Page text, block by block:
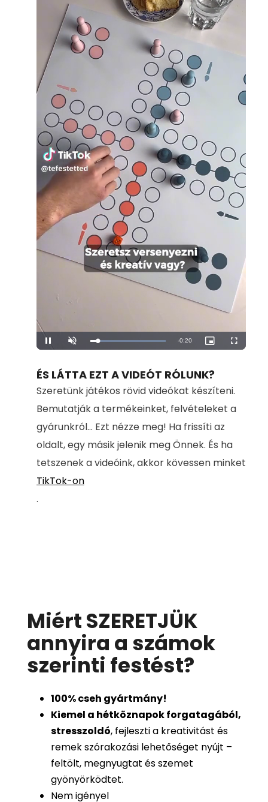
Pause Unmute Loaded:
100.00%
Remaining
-0:20
Picture-
in-
Fullscreen
ÉS LÁTTA EZT A VIDEÓT RÓLUNK?
Szeretünk játékos rövid videókat készíteni.
Bemutatják a termékeinket, felvételeket a
gyárunkról... Ezt nézze meg! Ha frissíti az
oldalt, egy másik jelenik meg Önnek. És ha
tetszenek a videóink, akkor kövessen minket
TikTok-on
.
Miért SZERETJÜK
annyira a számok
szerinti festést?
100%cseh gyártmány!
Kiemel a hétköznapok forgatagából,
stresszoldó, fejleszti a kreativitást és
remek szórakozási lehetőséget nyújt –
feltölt, megnyugtat és szemet
gyönyörködtet.
Nem igényel